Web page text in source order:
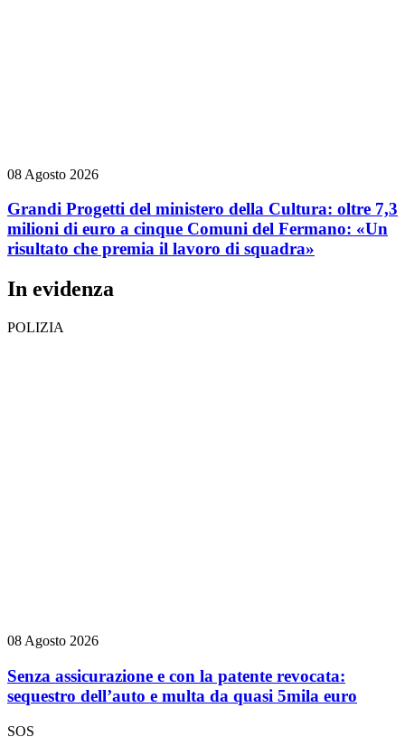
08 Agosto 2026
Grandi Progetti del ministero della Cultura: oltre 7,3
milioni di euro a cinque Comuni del Fermano: «Un
risultato che premia il lavoro di squadra»
In evidenza
POLIZIA
08 Agosto 2026
Senza assicurazione e con la patente revocata:
sequestro dell’auto e multa da quasi 5mila euro
SOS